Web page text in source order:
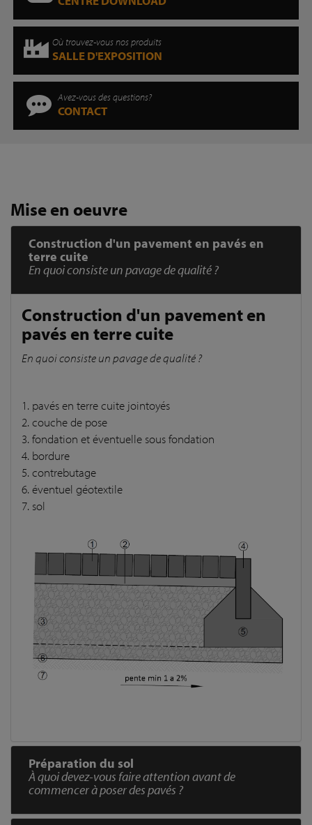
Où trouvez-vous nos produits
SALLE D'EXPOSITION
Avez-vous des questions?
CONTACT
Mise en oeuvre
Construction d'un pavement en pavés en
terre cuite
En quoi consiste un pavage de qualité ?
Construction d'un pavement en
pavés en terre cuite
En quoi consiste un pavage de qualité ?
1. pavés en terre cuite jointoyés
2. couche de pose
3. fondation et éventuelle sous fondation
4. bordure
5. contrebutage
6. éventuel géotextile
7. sol
Préparation du sol
À quoi devez-vous faire attention avant de
commencer à poser des pavés ?